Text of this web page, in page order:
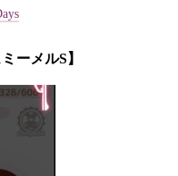
ーメルS】